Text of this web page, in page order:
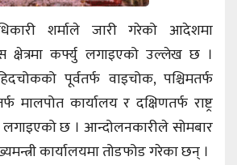
शर्माले जारी गरेको आदेशमा
कर्फ्यु लगाइएको उल्लेख छ ।
पूर्वतर्फ वाइचोक, पश्चिमतर्फ
मालपोत कार्यालय र दक्षिणतर्फ राष्ट्र
लगाइएको छ । आन्दोलनकारीले सोमबार
कार्यालयमा तोडफोड गरेका छन् ।